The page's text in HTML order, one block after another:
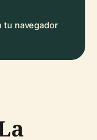
tu navegador